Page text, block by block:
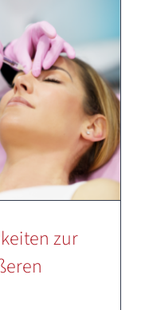
zur